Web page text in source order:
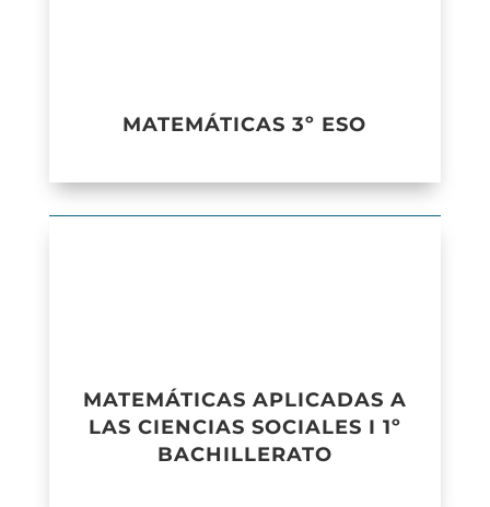
MATEMÁTICAS 3º ESO
MATEMÁTICAS APLICADAS A
LAS CIENCIAS SOCIALES I 1º
BACHILLERATO